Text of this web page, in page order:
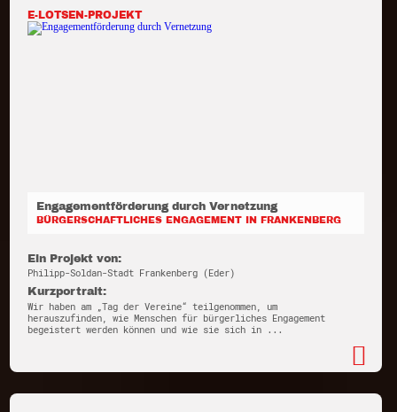
E-LOTSEN-PROJEKT
Engagementförderung durch Vernetzung
BÜRGERSCHAFTLICHES ENGAGEMENT IN FRANKENBERG
Ein Projekt von:
Philipp-Soldan-Stadt Frankenberg (Eder)
Kurzportrait:
Wir haben am „Tag der Vereine“ teilgenommen, um
herauszufinden, wie Menschen für bürgerliches Engagement
begeistert werden können und wie sie sich in ...